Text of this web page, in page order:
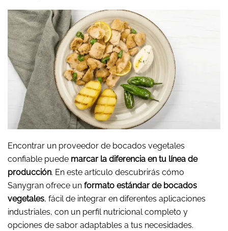
Encontrar un proveedor de bocados vegetales
confiable puede marcar la diferencia en tu línea de
producción. En este artículo descubrirás cómo
Sanygran ofrece un formato estándar de bocados
vegetales, fácil de integrar en diferentes aplicaciones
industriales, con un perfil nutricional completo y
opciones de sabor adaptables a tus necesidades.